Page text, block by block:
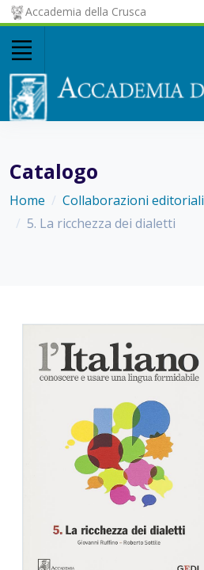
Accademia della Crusca
Catalogo
Home
Collaborazioni editoriali
5. La ricchezza dei dialetti